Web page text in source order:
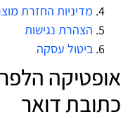
מדיניות החזרת
הצהרת נגישות
ביטול עסקה
אופטיקה
כתובת דואר